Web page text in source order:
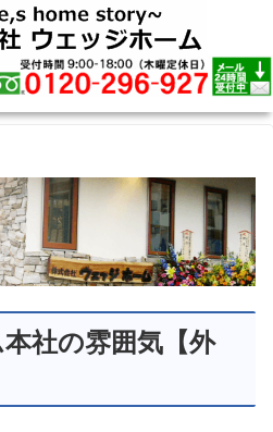
社の雰囲気【外